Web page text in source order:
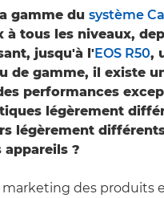
gamme du système
à tous les niveaux,
jusqu'à l'EOS R50,
de gamme, il existe
performances
légèrement
légèrement
appareils ?
marketing des produits